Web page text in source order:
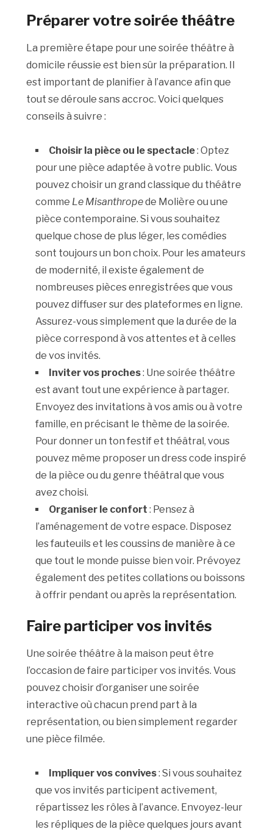
Préparer votre soirée théâtre
La première étape pour une soirée théâtre à
domicile réussie est bien sûr la préparation. Il
est important de planifier à l’avance afin que
tout se déroule sans accroc. Voici quelques
conseils à suivre :
Choisir la pièce ou le spectacle: Optez
pour une pièce adaptée à votre public. Vous
pouvez choisir un grand classique du théâtre
comme Le Misanthropede Molière ou une
pièce contemporaine. Si vous souhaitez
quelque chose de plus léger, les comédies
sont toujours un bon choix. Pour les amateurs
de modernité, il existe également de
nombreuses pièces enregistrées que vous
pouvez diffuser sur des plateformes en ligne.
Assurez-vous simplement que la durée de la
pièce correspond à vos attentes et à celles
de vos invités.
Inviter vos proches: Une soirée théâtre
est avant tout une expérience à partager.
Envoyez des invitations à vos amis ou à votre
famille, en précisant le thème de la soirée.
Pour donner un ton festif et théâtral, vous
pouvez même proposer un dress code inspiré
de la pièce ou du genre théâtral que vous
avez choisi.
Organiser le confort : Pensez à
l’aménagement de votre espace. Disposez
les fauteuils et les coussins de manière à ce
que tout le monde puisse bien voir. Prévoyez
également des petites collations ou boissons
à offrir pendant ou après la représentation.
Faire participer vos invités
Une soirée théâtre à la maison peut être
l’occasion de faire participer vos invités. Vous
pouvez choisir d’organiser une soirée
interactive où chacun prend part à la
représentation, ou bien simplement regarder
une pièce filmée.
Impliquer vos convives: Si vous souhaitez
que vos invités participent activement,
répartissez les rôles à l’avance. Envoyez-leur
les répliques de la pièce quelques jours avant